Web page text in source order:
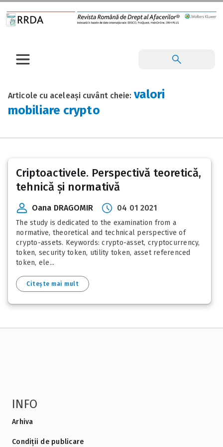
Articole cu aceleași cuvânt cheie: valori
mobiliare crypto
Criptoactivele. Perspectivă teoretică,
tehnică și normativă
Oana DRAGOMIR 04 01 2021
The study is dedicated to the examination from a
normative, theoretical and technical perspective of
crypto-assets. Keywords: crypto-asset, cryptocurrency,
token, security token, utility token, asset referenced
token, ele...
Citește mai mult
INFO
Arhiva
Condiții de publicare